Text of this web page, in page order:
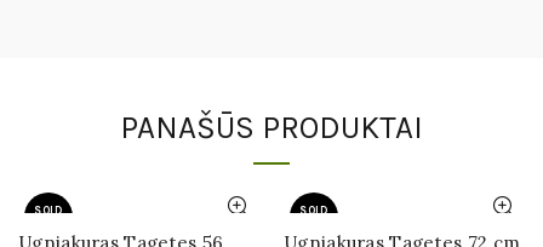
PANAŠŪS PRODUKTAI
SOLD
SOLD